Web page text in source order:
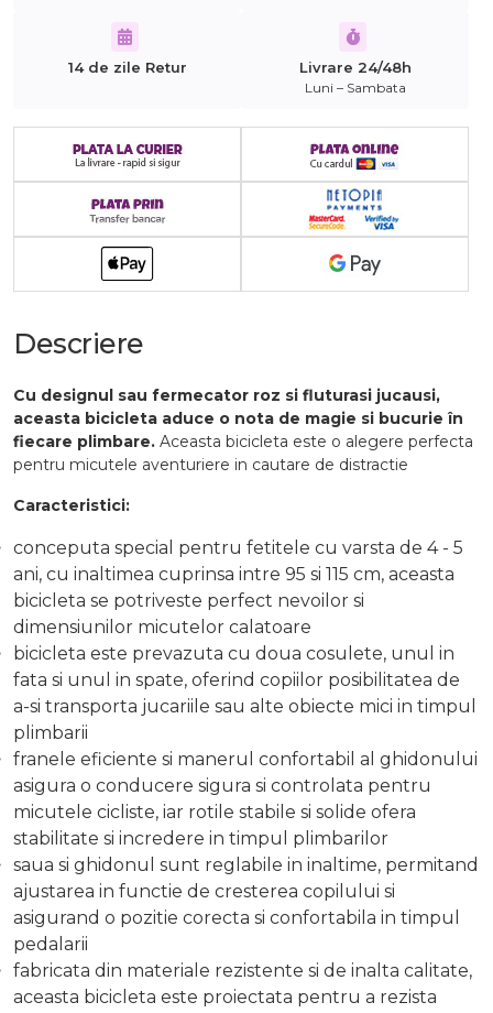
14 de zile Retur Livrare 24/48h
Luni – Sambata
Descriere
Cu designul sau fermecator roz si fluturasi jucausi,
aceasta bicicleta aduce o nota de magie si bucurie în
fiecare plimbare. Aceasta bicicleta este o alegere perfecta
pentru micutele aventuriere in cautare de distractie
Caracteristici:
conceputa special pentru fetitele cu varsta de 4 - 5
ani, cu inaltimea cuprinsa intre 95 si 115 cm, aceasta
bicicleta se potriveste perfect nevoilor si
dimensiunilor micutelor calatoare
bicicleta este prevazuta cu doua cosulete, unul in
fata si unul in spate, oferind copiilor posibilitatea de
a-si transporta jucariile sau alte obiecte mici in timpul
plimbarii
franele eficiente si manerul confortabil al ghidonului
asigura o conducere sigura si controlata pentru
micutele cicliste, iar rotile stabile si solide ofera
stabilitate si incredere in timpul plimbarilor
saua si ghidonul sunt reglabile in inaltime, permitand
ajustarea in functie de cresterea copilului si
asigurand o pozitie corecta si confortabila in timpul
pedalarii
fabricata din materiale rezistente si de inalta calitate,
aceasta bicicleta este proiectata pentru a rezista